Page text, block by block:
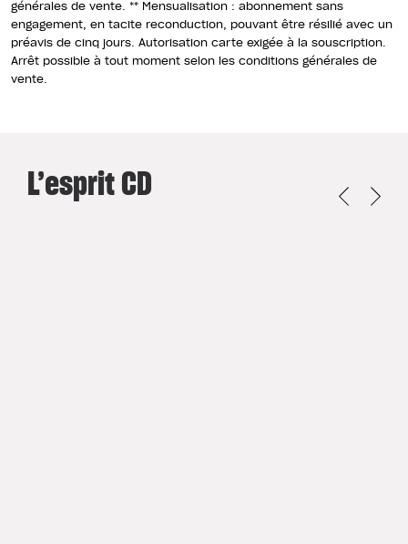
générales de vente. ** Mensualisation : abonnement sans
engagement, en tacite reconduction, pouvant être résilié avec un
préavis de cinq jours. Autorisation carte exigée à la souscription.
Arrêt possible à tout moment selon les conditions générales de
vente.